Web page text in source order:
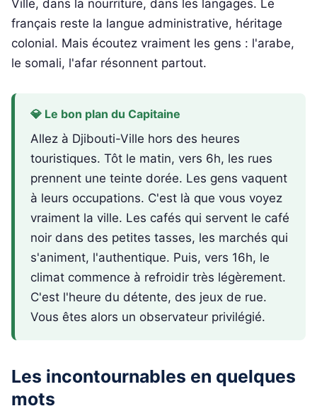
Ville, dans la nourriture, dans les langages. Le
français reste la langue administrative, héritage
colonial. Mais écoutez vraiment les gens : l'arabe,
le somali, l'afar résonnent partout.
💎 Le bon plan du Capitaine
Allez à Djibouti-Ville hors des heures
touristiques. Tôt le matin, vers 6h, les rues
prennent une teinte dorée. Les gens vaquent
à leurs occupations. C'est là que vous voyez
vraiment la ville. Les cafés qui servent le café
noir dans des petites tasses, les marchés qui
s'animent, l'authentique. Puis, vers 16h, le
climat commence à refroidir très légèrement.
C'est l'heure du détente, des jeux de rue.
Vous êtes alors un observateur privilégié.
Les incontournables en quelques
mots